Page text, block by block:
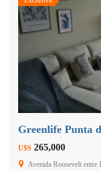
Greenlife Punta
U$S 265,000
Avenida Roosevelt entre